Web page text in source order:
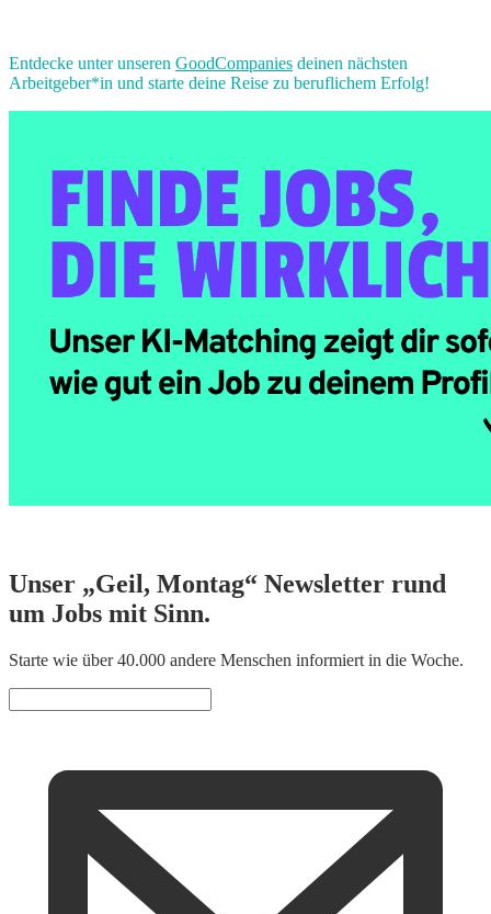
Entdecke unter unseren GoodCompanies deinen nächsten
Arbeitgeber*in und starte deine Reise zu beruflichem Erfolg!
Unser „Geil, Montag“ Newsletter rund
um Jobs mit Sinn.
Starte wie über 40.000 andere Menschen informiert in die Woche.